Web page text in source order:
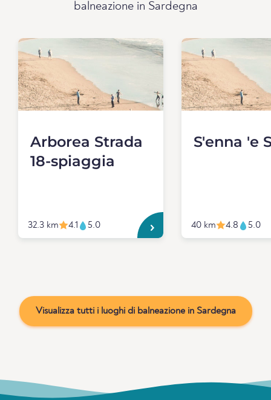
balneazione in Sardegna
Arborea Strada
18-spiaggia
32.3 km 4.1 5.0
S'enna 'e
40 km 4.8 5.0
Visualizza tutti i luoghi di balneazione in Sardegna